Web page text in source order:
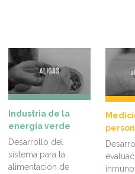
Industria de la
energía verde
Desarrollo del
sistema para la
alimentación de